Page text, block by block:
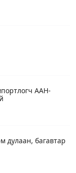
ААН-
дулаан, багавтар